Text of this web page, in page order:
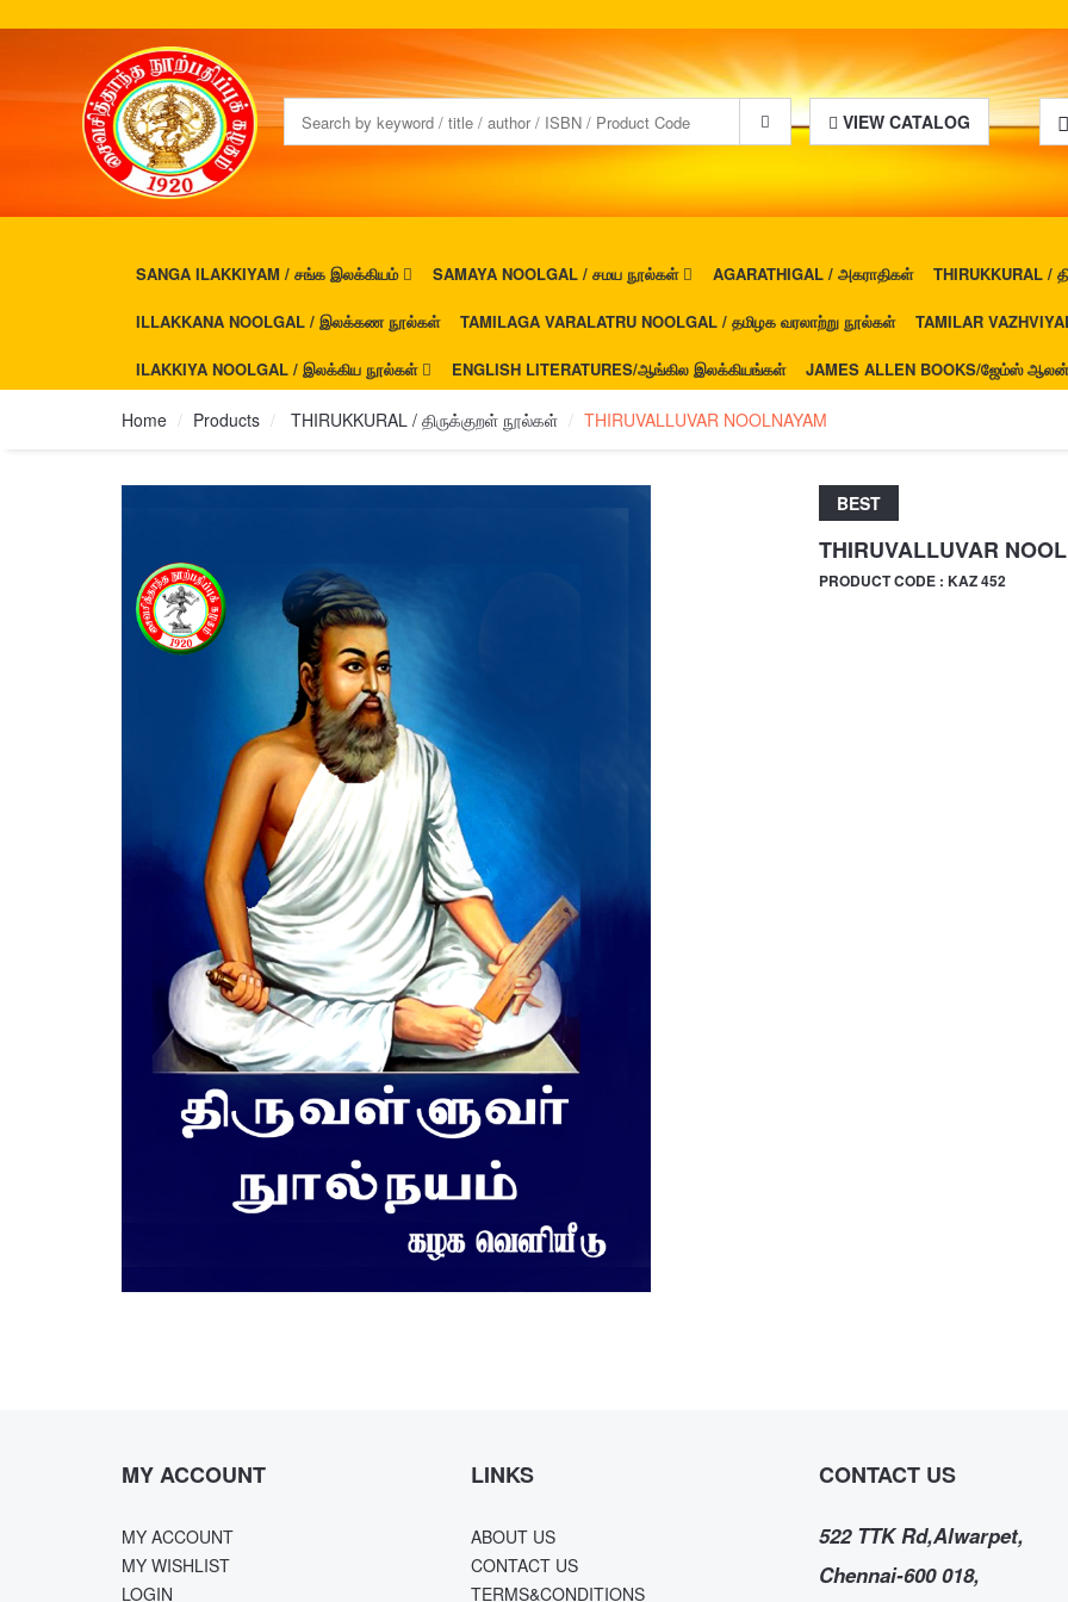
VIEW CATALOG
SANGA ILAKKIYAM / சங்க இலக்கியம் SAMAYA NOOLGAL / சமய நூல்கள் AGARATHIGAL / அகராதிகள் THIRUKKURAL /
ILLAKKANA NOOLGAL / இலக்கண நூல்கள் TAMILAGA VARALATRU NOOLGAL / தமிழக வரலாற்று நூல்கள் TAMILAR
ILAKKIYA NOOLGAL / இலக்கிய நூல்கள் ENGLISH LITERATURES/ஆங்கில இலக்கியங்கள் JAMES ALLEN BOOKS/ஜேம்ஸ்
Home Products THIRUKKURAL / திருக்குறள் நூல்கள் THIRUVALLUVAR NOOLNAYAM
BEST
THIRUVALLUVAR
PRODUCT CODE : KAZ 452
MY ACCOUNT
MY ACCOUNT
MY WISHLIST
LOGIN
LINKS
ABOUT US
CONTACT US
TERMS&CONDITIONS
CONTACT US
522 TTK Rd,Alwarpet,
Chennai-600 018,